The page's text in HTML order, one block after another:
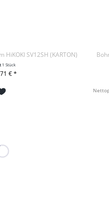
SV12SH (KARTON)
1 Stück
€ *